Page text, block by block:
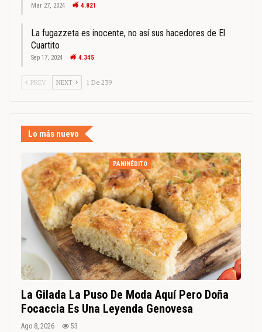
Mar 27, 2024 4.821
La fugazzeta es inocente, no así sus hacedores de El
Cuartito
Sep 17, 2024 4.345
PREV NEXT 1 De 239
Lo más nuevo
PANINÉDITO
La Gilada La Puso De Moda Aquí Pero Doña
Focaccia Es Una Leyenda Genovesa
Ago 8, 2026 53